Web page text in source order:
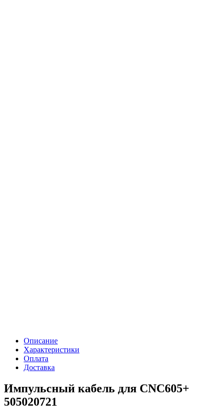
Описание
Характеристики
Оплата
Доставка
Импульсный кабель для CNC605+
505020721